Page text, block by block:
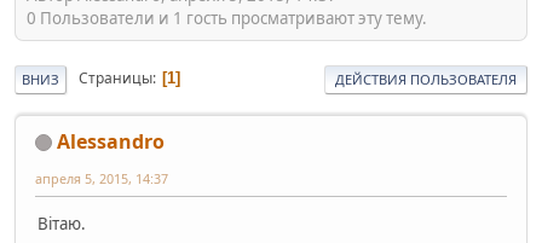
0 Пользователи и 1 гость просматривают эту тему.
ВНИЗ Страницы 1 ДЕЙСТВИЯ ПОЛЬЗОВАТЕЛЯ
Alessandro
апреля 5, 2015, 14:37
Вітаю.